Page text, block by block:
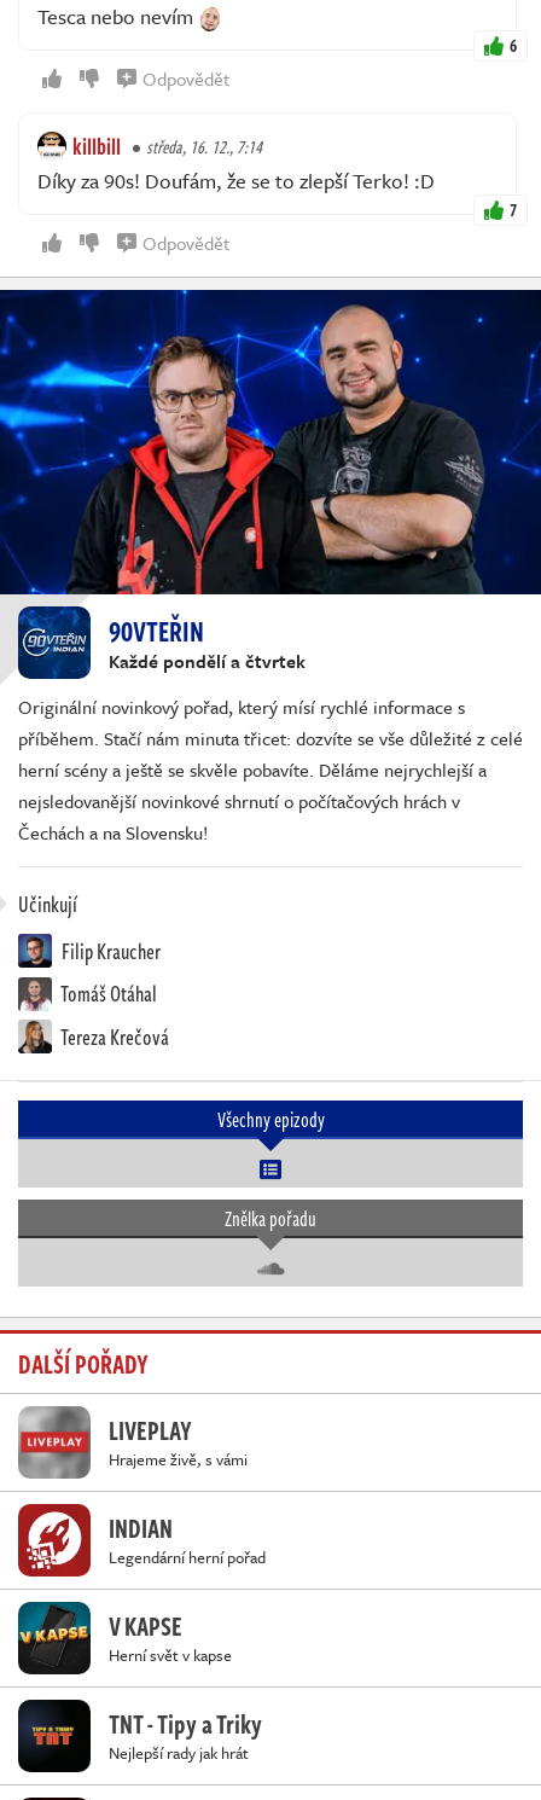
90VTEŘIN
Každé pondělí a čtvrtek
Originální novinkový pořad, který mísí rychlé informace s
příběhem. Stačí nám minuta třicet: dozvíte se vše důležité z celé
herní scény a ještě se skvěle pobavíte. Děláme nejrychlejší a
nejsledovanější novinkové shrnutí o počítačových hrách v
Čechách a na Slovensku!
Učinkují
Filip Kraucher
Tomáš Otáhal
Tereza Krečová
Všechny epizody
Znělka pořadu
DALŠÍ POŘADY
LIVEPLAY
Hrajeme živě, s vámi
INDIAN
Legendární herní pořad
V KAPSE
Herní svět v kapse
TNT - Tipy a Triky
Nejlepší rady jak hrát
Tesca nebo nevím
6
Odpovědět
killbill středa, 16. 12., 7:14
Díky za 90s! Doufám, že se to zlepší Terko! :D
7
Odpovědět